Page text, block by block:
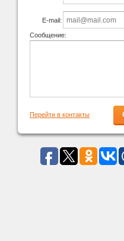
E-mail:
Сообщение:
Перейти в контакты